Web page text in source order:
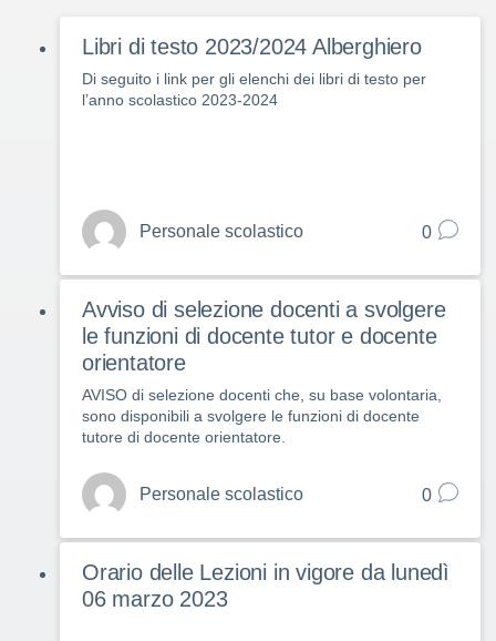
Libri di testo 2023/2024 Alberghiero
Di seguito i link per gli elenchi dei libri di testo per
l’anno scolastico 2023-2024
Personale scolastico 0
Avviso di selezione docenti a svolgere
le funzioni di docente tutor e docente
orientatore
AVISO di selezione docenti che, su base volontaria,
sono disponibili a svolgere le funzioni di docente
tutore di docente orientatore.
Personale scolastico 0
Orario delle Lezioni in vigore da lunedì
06 marzo 2023